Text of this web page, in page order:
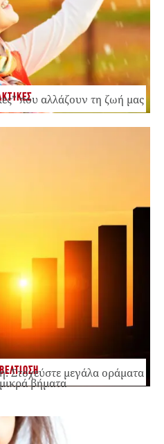
που αλλάζουν τη ζωή μας
Στοχεύστε μεγάλα οράματα
βήματα